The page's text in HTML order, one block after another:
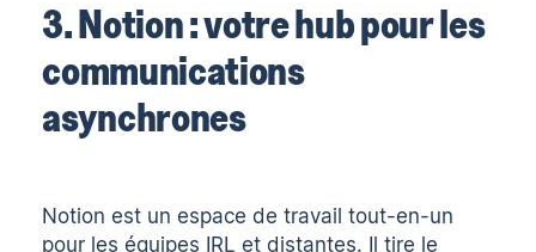
3. Notion : votre hub pour les
communications
asynchrones
Notion est un espace de travail tout-en-un
pour les équipes IRL et distantes. Il tire le